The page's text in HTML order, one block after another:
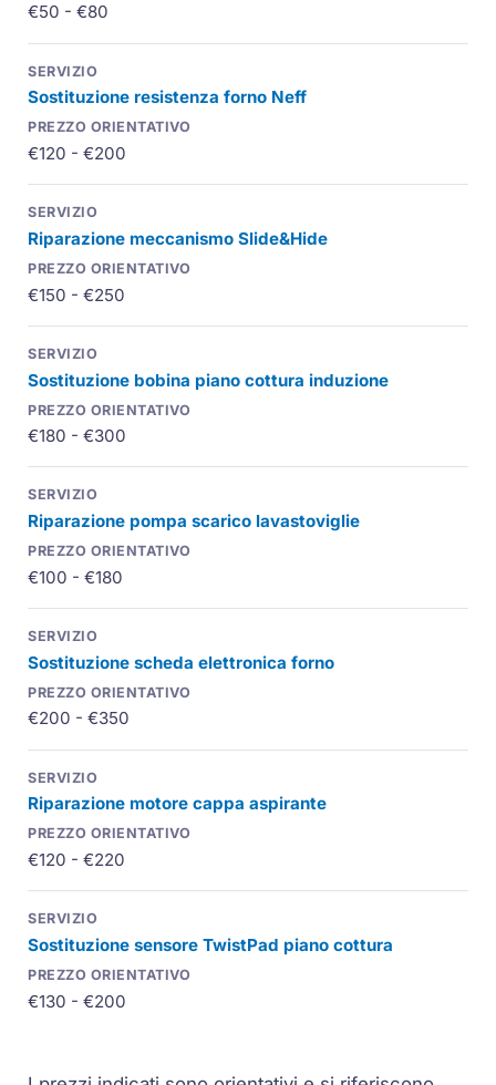
€50 - €80
Sostituzione resistenza forno Neff
€120 - €200
Riparazione meccanismo Slide&Hide
€150 - €250
Sostituzione bobina piano cottura induzione
€180 - €300
Riparazione pompa scarico lavastoviglie
€100 - €180
Sostituzione scheda elettronica forno
€200 - €350
Riparazione motore cappa aspirante
€120 - €220
Sostituzione sensore TwistPad piano cottura
€130 - €200